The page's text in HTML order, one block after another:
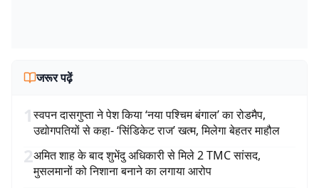
जरूर पढ़ें
1स्वपन दासगुप्ता ने पेश किया ‘नया पश्चिम बंगाल’ का रोडमैप,
उद्योगपतियों से कहा- ‘सिंडिकेट राज’ खत्म, मिलेगा बेहतर माहौल
2अमित शाह के बाद शुभेंदु अधिकारी से मिले 2 TMC सांसद,
मुसलमानों को निशाना बनाने का लगाया आरोप